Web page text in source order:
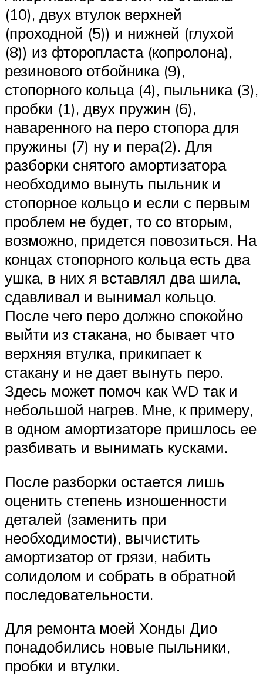
(10), двух втулок верхней
(проходной (5)) и нижней (глухой
(8)) из фторопласта (копролона),
резинового отбойника (9),
стопорного кольца (4), пыльника (3),
пробки (1), двух пружин (6),
наваренного на перо стопора для
пружины (7) ну и пера(2). Для
разборки снятого амортизатора
необходимо вынуть пыльник и
стопорное кольцо и если с первым
проблем не будет, то со вторым,
возможно, придется повозиться. На
концах стопорного кольца есть два
ушка, в них я вставлял два шила,
сдавливал и вынимал кольцо.
После чего перо должно спокойно
выйти из стакана, но бывает что
верхняя втулка, прикипает к
стакану и не дает вынуть перо.
Здесь может помоч как WD так и
небольшой нагрев. Мне, к примеру,
в одном амортизаторе пришлось ее
разбивать и вынимать кусками.
После разборки остается лишь
оценить степень изношенности
деталей (заменить при
необходимости), вычистить
амортизатор от грязи, набить
солидолом и собрать в обратной
последовательности.
Для ремонта моей Хонды Дио
понадобились новые пыльники,
пробки и втулки.